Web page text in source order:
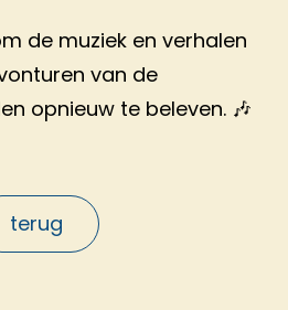
de muziek en verhalen
van de
opnieuw te beleven. 🎶
terug